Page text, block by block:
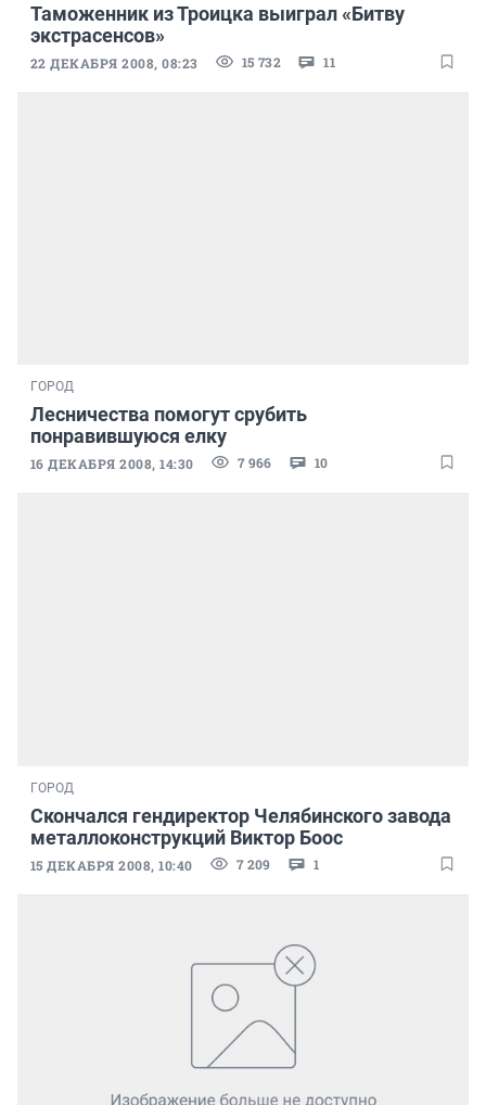
Таможенник из Троицка выиграл «Битву
экстрасенсов»
22 ДЕКАБРЯ 2008, 08:23 15 732 11
ГОРОД
Лесничества помогут срубить
понравившуюся елку
16 ДЕКАБРЯ 2008, 14:30 7 966 10
ГОРОД
Скончался гендиректор Челябинского завода
металлоконструкций Виктор Боос
15 ДЕКАБРЯ 2008, 10:40 7 209 1